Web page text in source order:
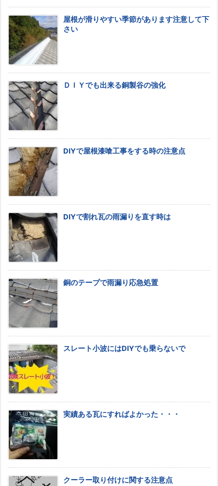
屋根が滑りやすい季節があります注意して下
さい
ＤＩＹでも出来る銅製谷の強化
DIYで屋根漆喰工事をする時の注意点
DIYで割れ瓦の雨漏りを直す時は
銅のテープで雨漏り応急処置
スレート小波にはDIYでも乗らないで
実績ある瓦にすればよかった・・・
クーラー取り付けに関する注意点